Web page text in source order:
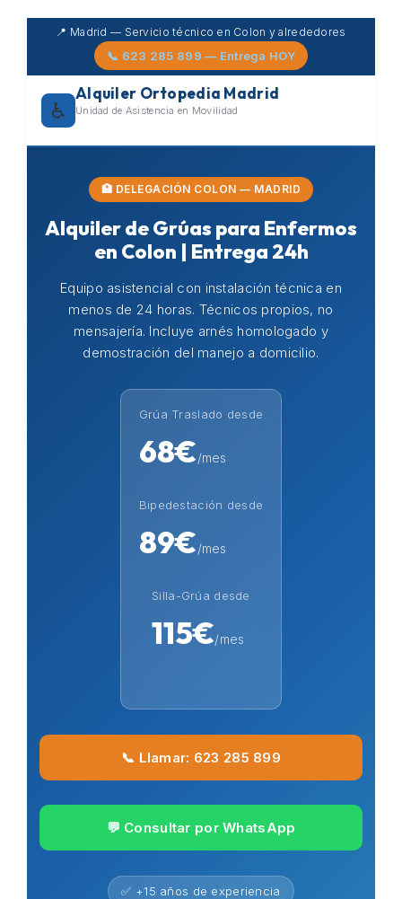
Skip
content
📍 Madrid — Servicio técnico en Colon y alrededores
📞 623 285 899 — Entrega HOY
♿
Alquiler Ortopedia Madrid
Unidad de Asistencia en Movilidad
🏥 DELEGACIÓN COLON — MADRID
Alquiler de Grúas para Enfermos
en Colon | Entrega 24h
Equipo asistencial con instalación técnica en
menos de 24 horas. Técnicos propios, no
mensajería. Incluye arnés homologado y
demostración del manejo a domicilio.
Grúa Traslado desde
68€/mes
Bipedestación desde
89€/mes
Silla-Grúa desde
115€/mes
📞 Llamar: 623 285 899
💬 Consultar por WhatsApp
✅ +15 años de experiencia